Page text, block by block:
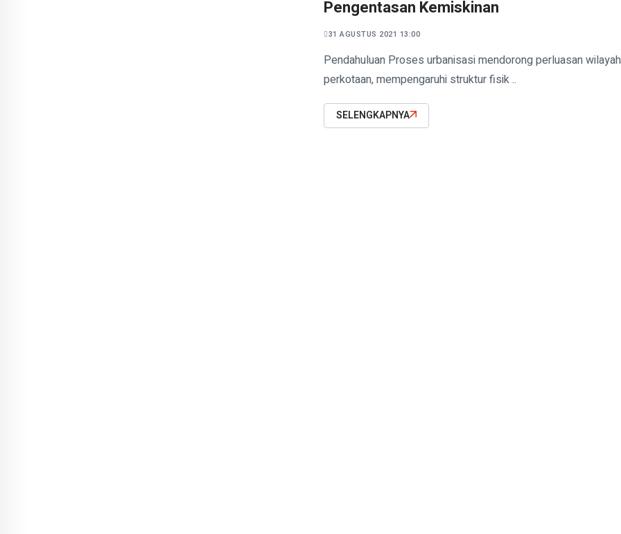
Pengentasan Kemiskinan
31 AGUSTUS 2021 13:00
Pendahuluan Proses urbanisasi mendorong perluasan wilayah
perkotaan, mempengaruhi struktur fisik ..
SELENGKAPNYA